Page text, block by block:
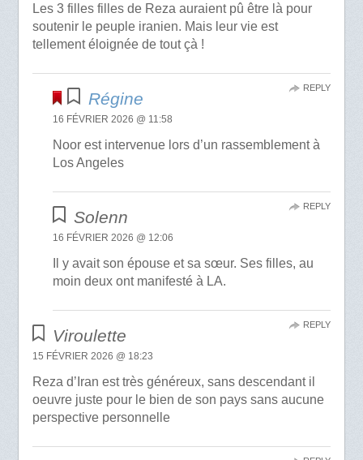
Les 3 filles filles de Reza auraient pû être là pour
soutenir le peuple iranien. Mais leur vie est
tellement éloignée de tout çà !
Régine
16 FÉVRIER 2026 @ 11:58
Noor est intervenue lors d’un rassemblement à
Los Angeles
REPLY
Solenn
16 FÉVRIER 2026 @ 12:06
Il y avait son épouse et sa sœur. Ses filles, au
moin deux ont manifesté à LA.
REPLY
Viroulette
15 FÉVRIER 2026 @ 18:23
Reza d’Iran est très généreux, sans descendant il
oeuvre juste pour le bien de son pays sans aucune
perspective personnelle
REPLY